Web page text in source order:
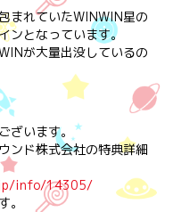
まれていたWINWIN星の
ンとなっています。
が大量出没しているの
ざいます。
ンド株式会社の特典詳細
info/14305/
。